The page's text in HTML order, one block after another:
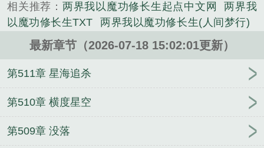
我有捷径！现代那些从古至今被膜拜的古器、神像、
庙宇中，精神念力浓郁到化不开，正好便宜了他。
…………多年后，一位真仙盯着周毅，冷喝道：“你这
《两界：我以魔功修长生》是人间梦行精心创作的武
相关推荐： 两界我以魔功修长生起点中文网
两界我
以魔功修长生TXT
两界我以魔功修长生(人间梦行)
两界我以魔功修长生改过名字
两界我以魔功修长生
作者人间梦行
两界我以魔功修长生免费阅读 两界我
以魔功修长生笔趣阁
两界
两界我以魔功修长生 人间梦行
两界我以魔功修长生
免费TXT
跳楼未遂，我靠破案系统征服警花
鸣潮：
最新章节（2026-07-18 15:02:01更新）
第511章 星海追杀
第510章 横度星空
第509章 没落